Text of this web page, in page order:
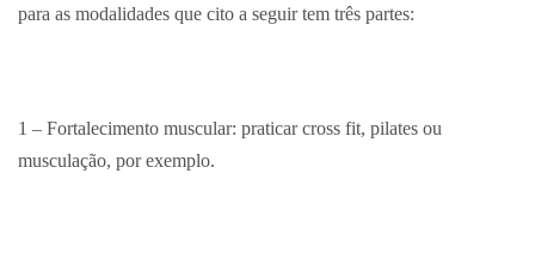
para as modalidades que cito a seguir tem três partes:
1 – Fortalecimento muscular: praticar cross fit, pilates ou
musculação, por exemplo.